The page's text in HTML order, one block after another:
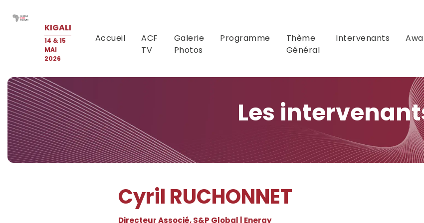
KIGALI
14 & 15
MAI
2026
Accueil
ACF
TV
Galerie
Photos
Programme
Thème
Général
Intervenants
Les
Cyril RUCHONNET